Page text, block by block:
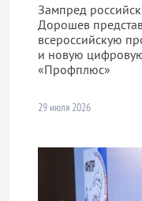
Зампред
Дорошев
всероссийскую
и новую
«Профплюс»
29 июля 2026